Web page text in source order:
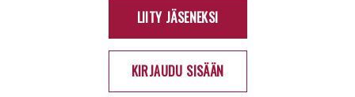
LIITY JÄSENEKSI
KIRJAUDU SISÄÄN